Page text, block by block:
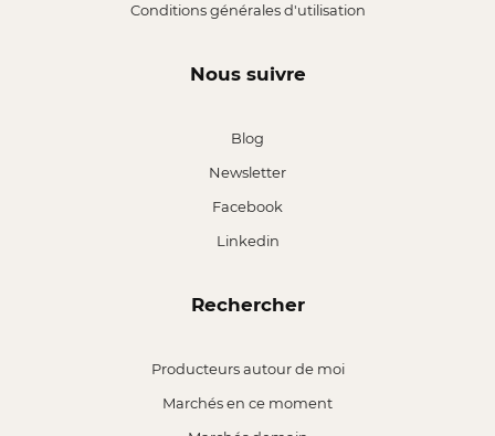
Conditions générales d'utilisation
Nous suivre
Blog
Newsletter
Facebook
Linkedin
Rechercher
Producteurs autour de moi
Marchés en ce moment